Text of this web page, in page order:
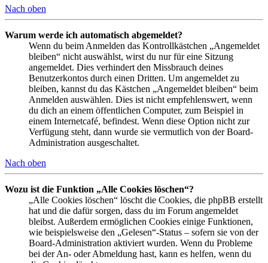
Nach oben
Warum werde ich automatisch abgemeldet?
Wenn du beim Anmelden das Kontrollkästchen „Angemeldet
bleiben“ nicht auswählst, wirst du nur für eine Sitzung
angemeldet. Dies verhindert den Missbrauch deines
Benutzerkontos durch einen Dritten. Um angemeldet zu
bleiben, kannst du das Kästchen „Angemeldet bleiben“ beim
Anmelden auswählen. Dies ist nicht empfehlenswert, wenn
du dich an einem öffentlichen Computer, zum Beispiel in
einem Internetcafé, befindest. Wenn diese Option nicht zur
Verfügung steht, dann wurde sie vermutlich von der Board-
Administration ausgeschaltet.
Nach oben
Wozu ist die Funktion „Alle Cookies löschen“?
„Alle Cookies löschen“ löscht die Cookies, die phpBB erstellt
hat und die dafür sorgen, dass du im Forum angemeldet
bleibst. Außerdem ermöglichen Cookies einige Funktionen,
wie beispielsweise den „Gelesen“-Status – sofern sie von der
Board-Administration aktiviert wurden. Wenn du Probleme
bei der An- oder Abmeldung hast, kann es helfen, wenn du